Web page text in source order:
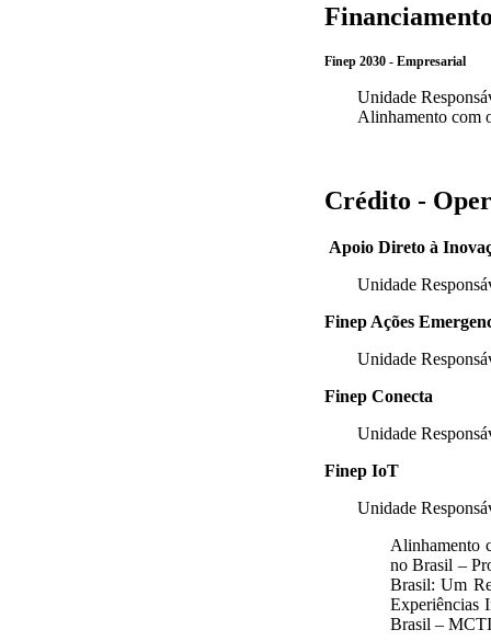
Finep 2030 - Empresarial
Unidade
Alinhamento com
Crédito -
Apoio Direto à
Unidade
Finep Ações
Unidade
Finep Conecta
Unidade
Finep IoT
Unidade
Alinhamento
no Brasil –
Brasil: Um
Experiências
Brasil –